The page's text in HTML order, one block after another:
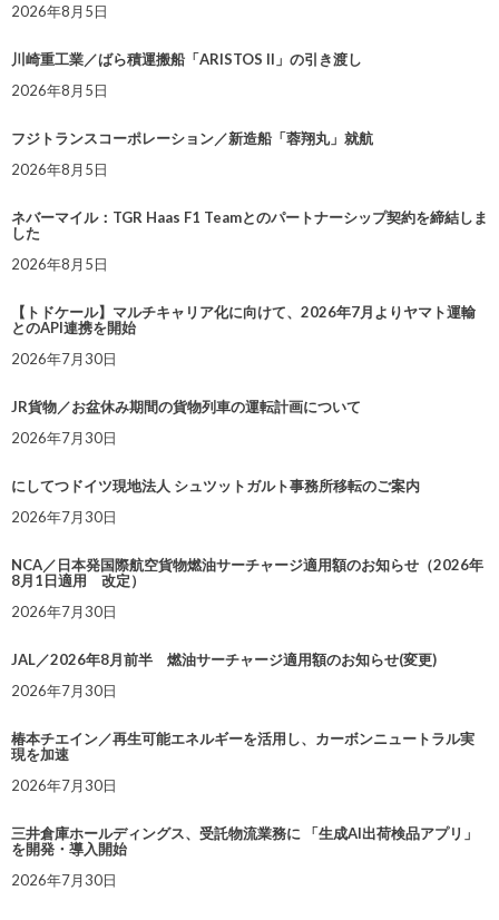
2026年8月5日
川崎重工業／ばら積運搬船「ARISTOS II」の引き渡し
2026年8月5日
フジトランスコーポレーション／新造船「蓉翔丸」就航
2026年8月5日
ネバーマイル：TGR Haas F1 Teamとのパートナーシップ契約を締結しま
した
2026年8月5日
【トドケール】マルチキャリア化に向けて、2026年7月よりヤマト運輸
とのAPI連携を開始
2026年7月30日
JR貨物／お盆休み期間の貨物列車の運転計画について
2026年7月30日
にしてつドイツ現地法人 シュツットガルト事務所移転のご案内
2026年7月30日
NCA／日本発国際航空貨物燃油サーチャージ適用額のお知らせ（2026年
8月1日適用 改定）
2026年7月30日
JAL／2026年8月前半 燃油サーチャージ適用額のお知らせ(変更)
2026年7月30日
椿本チエイン／再生可能エネルギーを活用し、カーボンニュートラル実
現を加速
2026年7月30日
三井倉庫ホールディングス、受託物流業務に 「生成AI出荷検品アプリ」
を開発・導入開始
2026年7月30日